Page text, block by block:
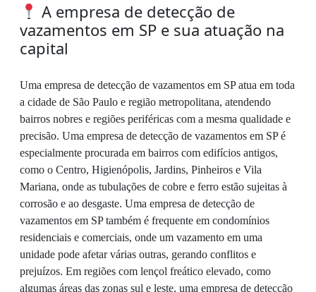
A empresa de detecção de
vazamentos em SP e sua atuação na
capital
Uma empresa de detecção de vazamentos em SP atua em toda
a cidade de São Paulo e região metropolitana, atendendo
bairros nobres e regiões periféricas com a mesma qualidade e
precisão. Uma empresa de detecção de vazamentos em SP é
especialmente procurada em bairros com edifícios antigos,
como o Centro, Higienópolis, Jardins, Pinheiros e Vila
Mariana, onde as tubulações de cobre e ferro estão sujeitas à
corrosão e ao desgaste. Uma empresa de detecção de
vazamentos em SP também é frequente em condomínios
residenciais e comerciais, onde um vazamento em uma
unidade pode afetar várias outras, gerando conflitos e
prejuízos. Em regiões com lençol freático elevado, como
algumas áreas das zonas sul e leste, uma empresa de detecção